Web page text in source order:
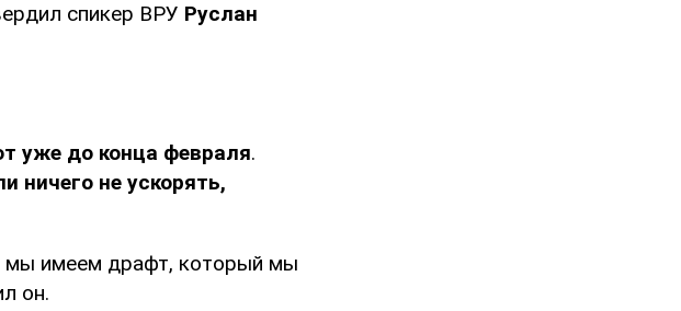
спикер ВРУ Руслан
уже до конца февраля.
ничего не ускорять,
мы имеем драфт, который мы
он.